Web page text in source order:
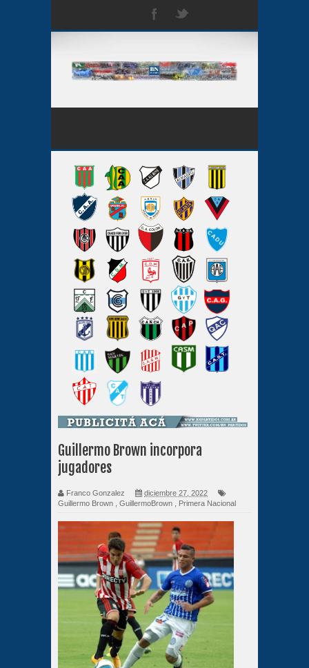
Guillermo Brown incorpora
jugadores
Franco Gonzalez
diciembre 27, 2022
Guillermo Brown
GuillermoBrown Primera Nacional